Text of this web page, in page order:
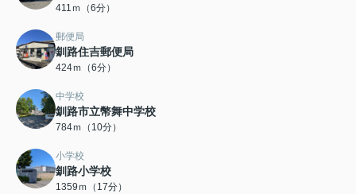
411ｍ（6分）
郵便局
釧路住吉郵便局
424ｍ（6分）
中学校
釧路市立幣舞中学校
784ｍ（10分）
小学校
釧路小学校
1359ｍ（17分）